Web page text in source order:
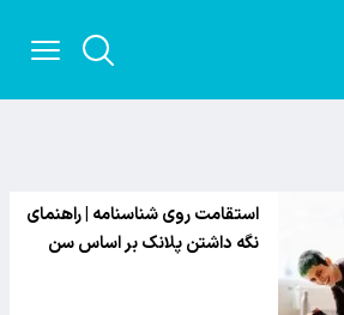
استقامت روی شناسنامه | راهنمای
نگه داشتن پلانک بر اساس سن